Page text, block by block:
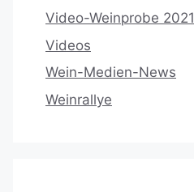
Video-Weinprobe 2021
Videos
Wein-Medien-News
Weinrallye